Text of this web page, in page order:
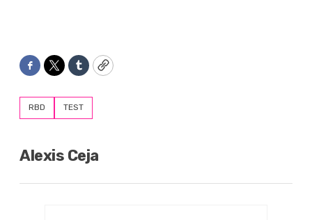
Facebook
TwitterTumblrCopy
RBD TEST
Alexis Ceja